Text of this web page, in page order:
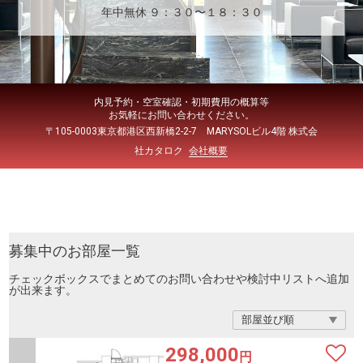
年中無休 ９：３０〜１８：３０
内見予約・空室確認・初期費用の概算等
お気軽にお問い合わせください。
〒105-0003東京都港区西新橋2-2-7 MARYSOLビル4階 株式会
社カタロク
会社概要
募集中のお部屋一覧
チェックボックスでまとめてのお問い合わせや検討中リストへ追加
が出来ます。
298,000 円